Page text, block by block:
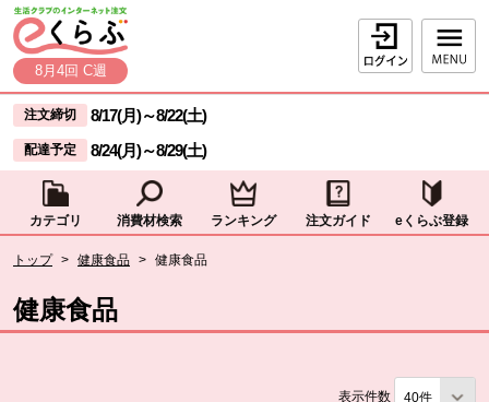
ページの先頭です。
本文へジャンプする。
8月4回 C週
ログイン
ここからサイト内共通メニューです。
サイト内共通メニューをスキップする
注文締切 8/17(月)～8/22(土)
配達予定 8/24(月)～8/29(土)
カテゴリ 消費材検索 ランキング 注文ガイド eくらぶ登録
トップ > 健康食品 > 健康食品
健康食品
表示件数